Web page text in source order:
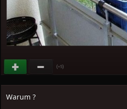
(+5)
Warum ?